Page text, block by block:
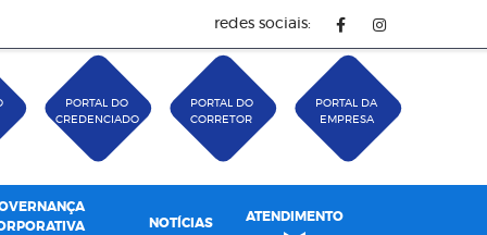
redes sociais:
PORTAL DO
CREDENCIADO
PORTAL DO
CORRETOR
PORTAL DA
EMPRESA
NOTÍCIAS ATENDIMENTO